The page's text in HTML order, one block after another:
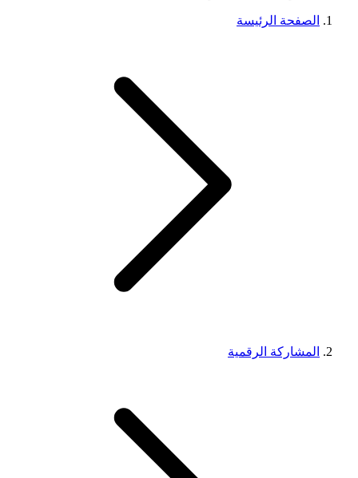
الصفحة الرئيسة
المشاركة الرقمية